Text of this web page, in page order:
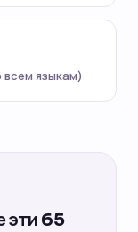
языкам)
эти 65